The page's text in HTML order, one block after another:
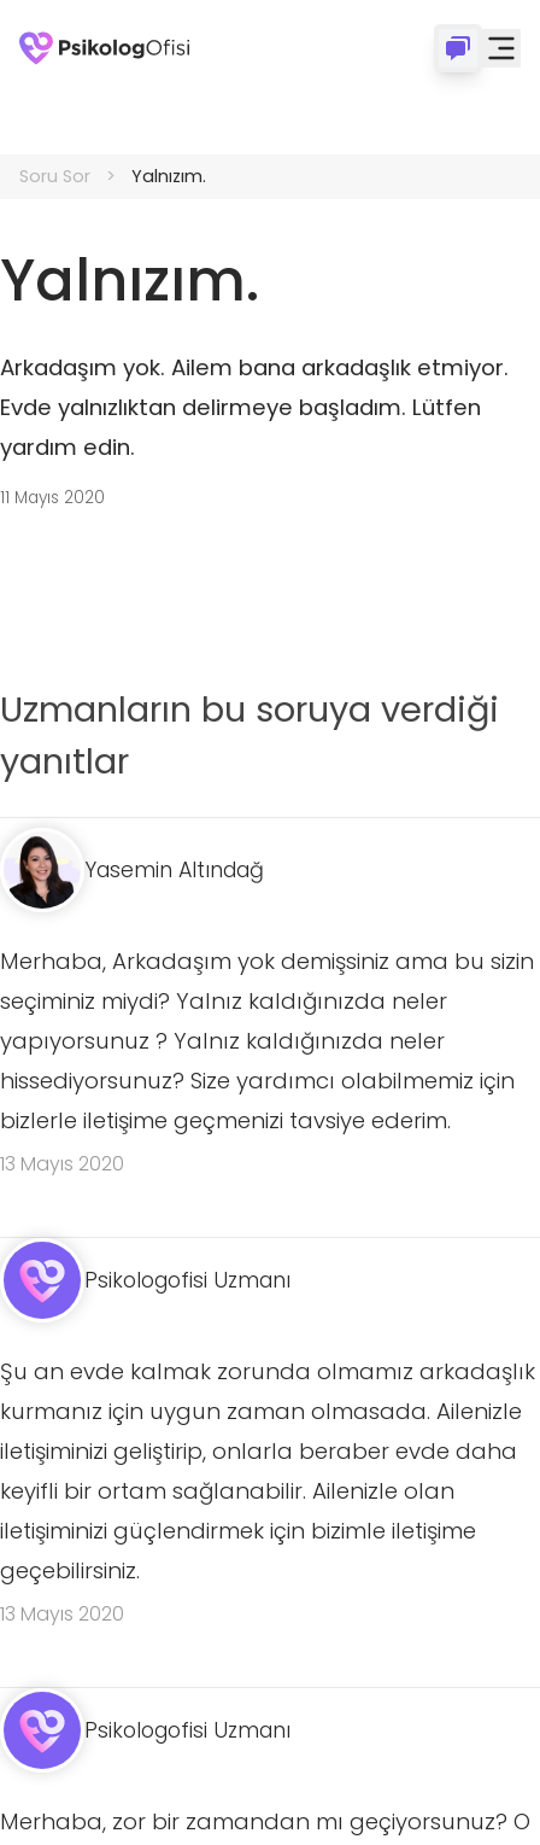
Soru Sor Yalnızım.
Yalnızım.
Arkadaşım yok. Ailem bana arkadaşlık etmiyor.
Evde yalnızlıktan delirmeye başladım. Lütfen
yardım edin.
11 Mayıs 2020
Uzmanların bu soruya verdiği
yanıtlar
Yasemin Altındağ
Merhaba, Arkadaşım yok demişsiniz ama bu sizin
seçiminiz miydi? Yalnız kaldığınızda neler
yapıyorsunuz ? Yalnız kaldığınızda neler
hissediyorsunuz? Size yardımcı olabilmemiz için
bizlerle iletişime geçmenizi tavsiye ederim.
13 Mayıs 2020
Psikologofisi Uzmanı
Şu an evde kalmak zorunda olmamız arkadaşlık
kurmanız için uygun zaman olmasada. Ailenizle
iletişiminizi geliştirip, onlarla beraber evde daha
keyifli bir ortam sağlanabilir. Ailenizle olan
iletişiminizi güçlendirmek için bizimle iletişime
geçebilirsiniz.
13 Mayıs 2020
Psikologofisi Uzmanı
Merhaba, zor bir zamandan mı geçiyorsunuz? O